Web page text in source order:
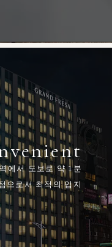
에서 도보로 약 1분
으로서 최적의 입지